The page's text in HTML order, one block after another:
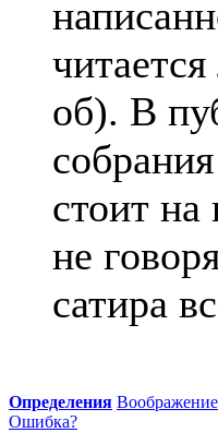
об). В
стоит
не
сатира
Определения Воображение
Ошибка?